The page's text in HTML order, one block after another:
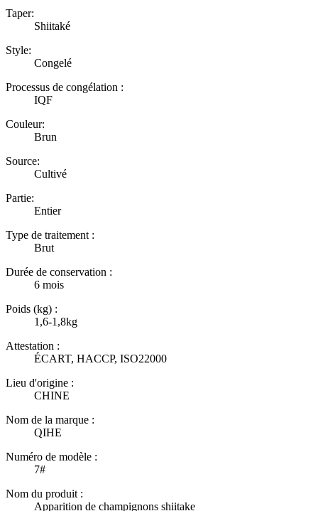
Taper:
Shiitaké
Style:
Congelé
Processus de congélation :
IQF
Couleur:
Brun
Source:
Cultivé
Partie:
Entier
Type de traitement :
Brut
Durée de conservation :
6 mois
Poids (kg) :
1,6-1,8kg
Attestation :
ÉCART, HACCP, ISO22000
Lieu d'origine :
CHINE
Nom de la marque :
QIHE
Numéro de modèle :
7#
Nom du produit :
Apparition de champignons shiitake